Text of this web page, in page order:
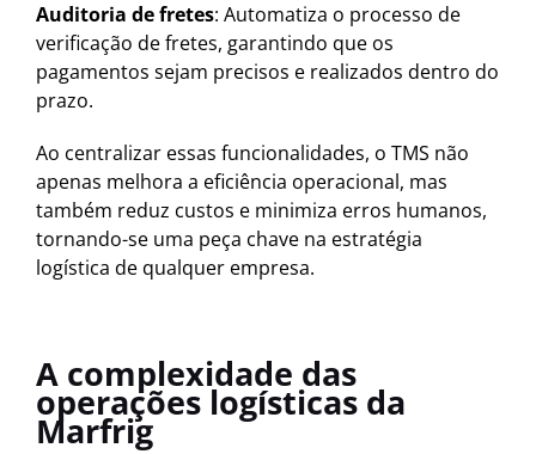
Auditoria de fretes: Automatiza o processo de
verificação de fretes, garantindo que os
pagamentos sejam precisos e realizados dentro do
prazo.
Ao centralizar essas funcionalidades, o TMS não
apenas melhora a eficiência operacional, mas
também reduz custos e minimiza erros humanos,
tornando-se uma peça chave na estratégia
logística de qualquer empresa.
A complexidade das
operações logísticas da
Marfrig